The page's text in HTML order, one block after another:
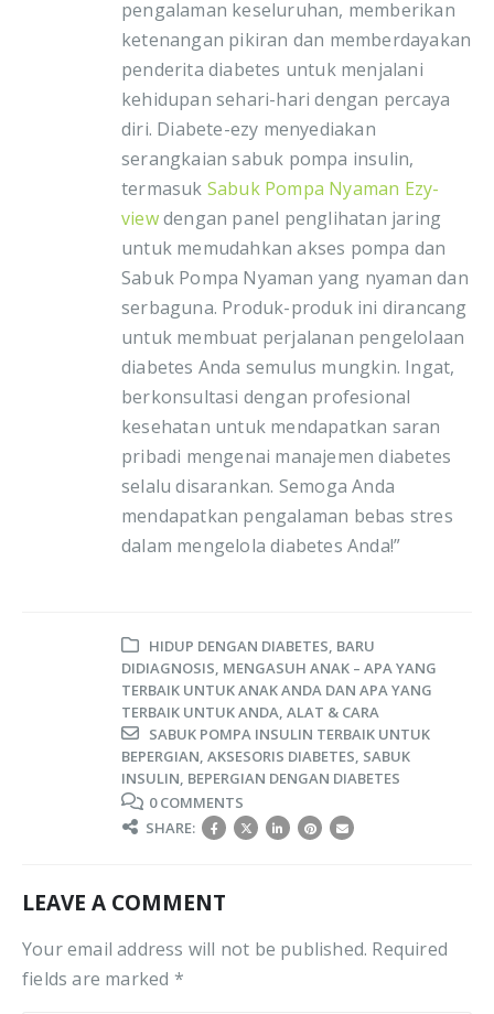
pengalaman keseluruhan, memberikan
ketenangan pikiran dan memberdayakan
penderita diabetes untuk menjalani
kehidupan sehari-hari dengan percaya
diri. Diabete-ezy menyediakan
serangkaian sabuk pompa insulin,
termasuk Sabuk Pompa Nyaman Ezy-
viewdengan panel penglihatan jaring
untuk memudahkan akses pompa dan
Sabuk Pompa Nyaman yang nyaman dan
serbaguna. Produk-produk ini dirancang
untuk membuat perjalanan pengelolaan
diabetes Anda semulus mungkin. Ingat,
berkonsultasi dengan profesional
kesehatan untuk mendapatkan saran
pribadi mengenai manajemen diabetes
selalu disarankan. Semoga Anda
mendapatkan pengalaman bebas stres
dalam mengelola diabetes Anda!”
HIDUP DENGAN DIABETES, BARU
DIDIAGNOSIS, MENGASUH ANAK – APA YANG
TERBAIK UNTUK ANAK ANDA DAN APA YANG
TERBAIK UNTUK ANDA, ALAT & CARA
SABUK POMPA INSULIN TERBAIK UNTUK
BEPERGIAN, AKSESORIS DIABETES, SABUK
INSULIN, BEPERGIAN DENGAN DIABETES
0 COMMENTS
SHARE:
LEAVE A COMMENT
Your email address will not be published. Required
fields are marked *